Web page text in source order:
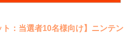
ト：当選者10名様向け】ニンテン